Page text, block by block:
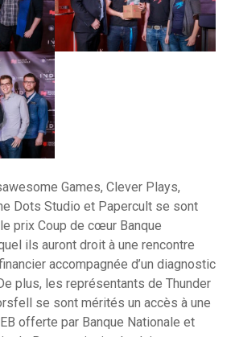
Games, Clever Plays,
Dots Studio et Papercult se sont
prix Coup de cœur Banque
ils auront droit à une rencontre
accompagnée d’un diagnostic
plus, les représentants de Thunder
se sont mérités un accès à une
offerte par Banque Nationale et